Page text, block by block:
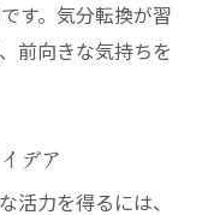
す。気分転換が習
前向きな気持ちを
デア
活力を得るには、